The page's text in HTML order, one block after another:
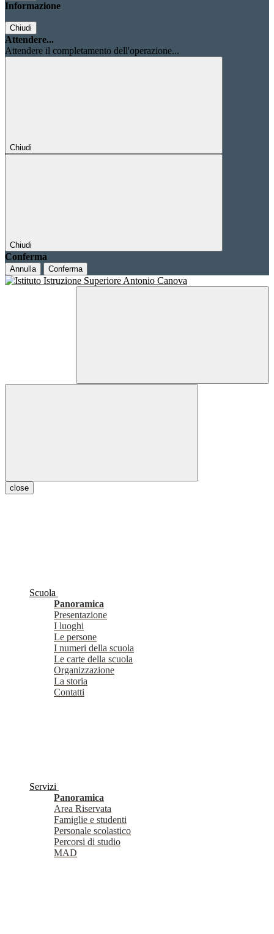
Informazione
Chiudi
Attendere...
Attendere il completamento dell'operazione...
Chiudi
Chiudi
Conferma
Annulla Conferma
close
Scuola
Panoramica
Presentazione
I luoghi
Le persone
I numeri della scuola
Le carte della scuola
Organizzazione
La storia
Contatti
Servizi
Panoramica
Area Riservata
Famiglie e studenti
Personale scolastico
Percorsi di studio
MAD